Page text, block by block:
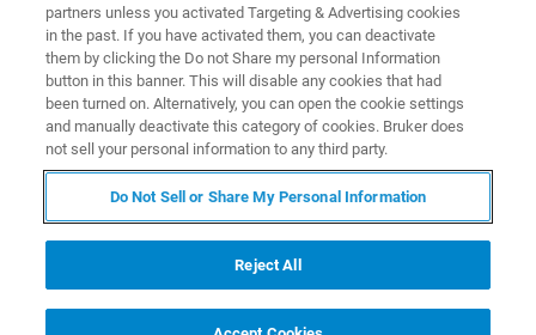
ナノインデンテーション技術に深 い知見を持つ講師をお
招きしメソスケール破壊特性評価に関する研究成果をご
紹介頂くほか、ブルカーナノ表面計測事業部よ りナノイ
ンデンテーションの幅広い活用事例を紹介いたします。
partners unless you activated Targeting & Advertising cookies
in the past. If you have activated them, you can deactivate
them by clicking the Do not Share my personal Information
button in this banner. This will disable any cookies that had
been turned on. Alternatively, you can open the cookie settings
and manually deactivate this category of cookies. Bruker does
not sell your personal information to any third party.
Do Not Sell or Share My Personal Information
Reject All